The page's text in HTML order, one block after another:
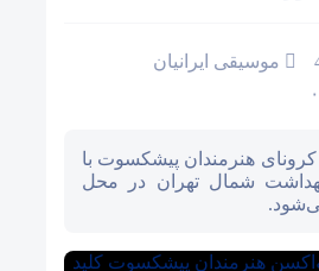
موسیقی ایرانیان
۰
هنرمندان پیشکسوت با
شمال تهران در محل